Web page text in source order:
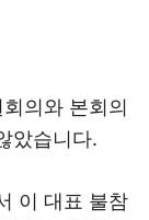
의와 본회의
았습니다.
이 대표 불참